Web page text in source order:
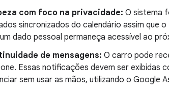
com foco na privacidade: O sistema
sincronizados do calendário assim que
dado pessoal permaneça acessível ao
de mensagens: O carro pode
Essas notificações devem ser exibidas
sem usar as mãos, utilizando o Google